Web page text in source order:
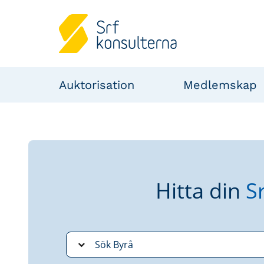
Auktorisation Medlemskap
Hitta din